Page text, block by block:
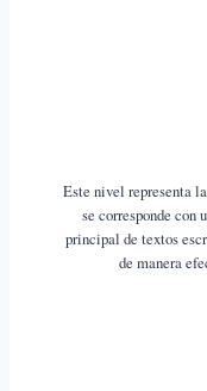
Este nivel representa
se corresponde con
principal de textos
de manera